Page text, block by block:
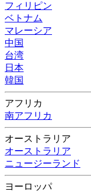
フィリピン
ベトナム
マレーシア
中国
台湾
日本
韓国
アフリカ
南アフリカ
オーストラリア
オーストラリア
ニュージーランド
ヨーロッパ